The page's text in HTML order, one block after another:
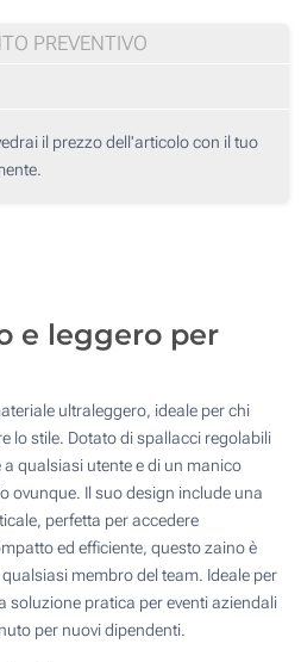
PREVENTIVO
il prezzo dell'articolo con il tuo
e leggero per
ultraleggero, ideale per chi
lo stile. Dotato di spallacci regolabili
qualsiasi utente e di un manico
ovunque. Il suo design include una
perfetta per accedere
ed efficiente, questo zaino è
membro del team. Ideale per
soluzione pratica per eventi aziendali
per nuovi dipendenti.